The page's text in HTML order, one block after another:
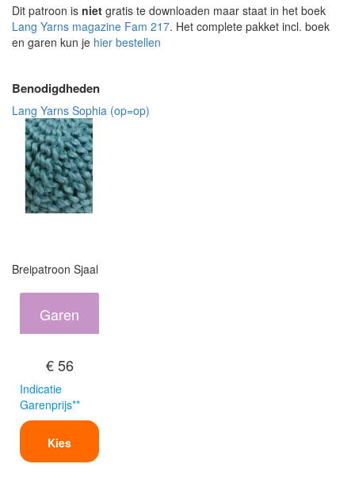
Dit patroon is niet gratis te downloaden maar staat in het boek
Lang Yarns magazine Fam 217. Het complete pakket incl. boek
en garen kun je hier bestellen
Benodigdheden
Lang Yarns Sophia (op=op)
Breipatroon Sjaal
Garen
€ 56
Indicatie
Garenprijs**
Kies